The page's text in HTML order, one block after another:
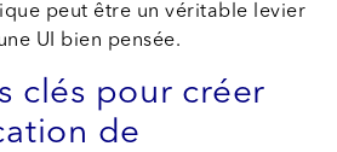
peut être un véritable levier
UI bien pensée.
clés pour créer
de